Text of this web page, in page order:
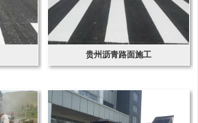
贵州沥青路面施工